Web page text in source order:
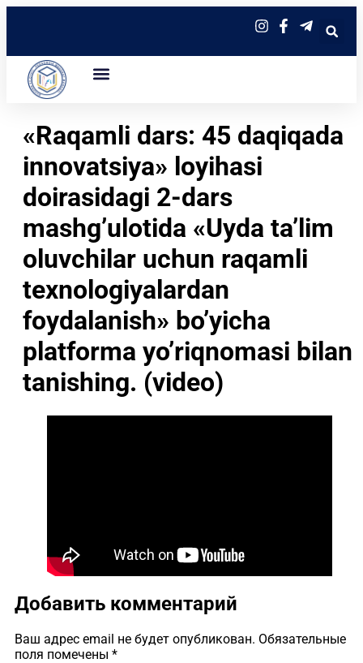
«Raqamli dars: 45 daqiqada
innovatsiya» loyihasi
doirasidagi 2-dars
mashg’ulotida «Uyda ta’lim
oluvchilar uchun raqamli
texnologiyalardan
foydalanish» bo’yicha
platforma yo’riqnomasi bilan
tanishing. (video)
Добавить комментарий
Ваш адрес email не будет опубликован. Обязательные
поля помечены *